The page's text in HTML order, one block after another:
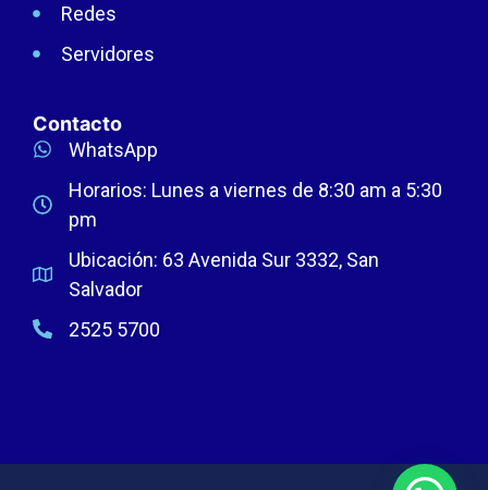
Redes
Servidores
Contacto
WhatsApp
Horarios: Lunes a viernes de 8:30 am a 5:30
pm
Ubicación: 63 Avenida Sur 3332, San
Salvador
2525 5700